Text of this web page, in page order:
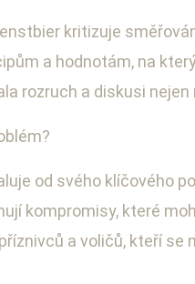
kritizuje
a hodnotám, na
rozruch a diskusi
od svého klíčového
kompromisy, které
a voličů, kteří